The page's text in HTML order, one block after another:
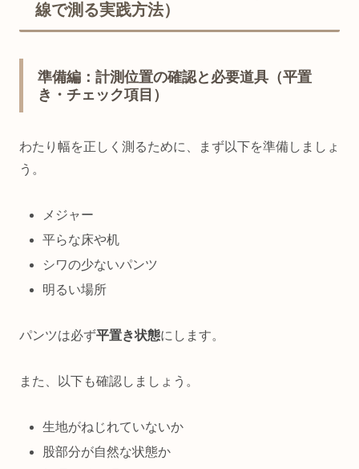
線で測る実践方法）
準備編：計測位置の確認と必要道具（平置
き・チェック項目）
わたり幅を正しく測るために、まず以下を準備しましょ
う。
メジャー
平らな床や机
シワの少ないパンツ
明るい場所
パンツは必ず平置き状態にします。
また、以下も確認しましょう。
生地がねじれていないか
股部分が自然な状態か